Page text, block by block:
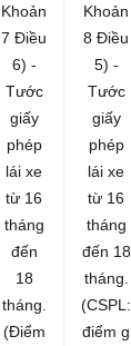
Khoản
7 Điều
6) -
Tước
giấy
phép
lái xe
từ 16
tháng
đến
18
tháng.
(Điểm
Khoản
8 Điều
5) -
Tước
giấy
phép
lái xe
từ 16
tháng
đến 18
tháng.
(CSPL:
điểm g